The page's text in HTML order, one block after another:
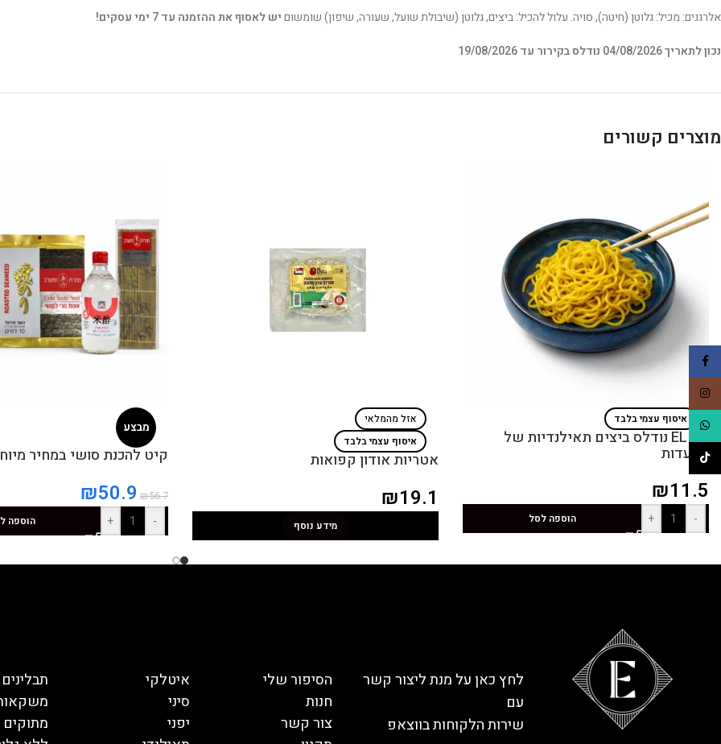
אלרגנים: מכיל: גלוטן (חיטה), סויה. עלול להכיל: ביצים, גלוטן (שיבולת שועל, שעורה, שיפון) שומשוםיש לאסוף את ההזמנה עד 7 ימי עסקים!
נכון לתאריך 04/08/2026 נודלס בקירור עד 19/08/2026
מוצרים קשורים
איסוף עצמי בלבד
ELITA נודלס ביצים תאילנדיות של
מסעדות
₪11.5
-
+ הוספה לסל
אזל מהמלאי
איסוף עצמי בלבד
אטריות אודון קפואות
₪19.1
מידע נוסף
מבצע
קיט להכנת סושי במחיר
₪56.7
₪50.9
-
+ הוספה
לחץ כאן על מנת ליצור קשר
עם
שירות הלקוחות בווצאפ
הסיפור שלי
חנות
צור קשר
איטלקי
סיני
יפני
תבלינים
מתוקים
Facebook
WhatsApp
TikTok